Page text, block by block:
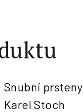
Snubní prsteny
Karel Stoch